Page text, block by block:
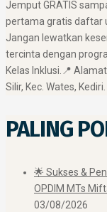
Jemput GRATIS
pertama gratis daftar
Jangan lewatkan
tercinta dengan
Kelas Inklusi. ​📍
Silir, Kec. Wates,
PALING
🌟 Sukses &
OPDIM MTs
03/08/2026